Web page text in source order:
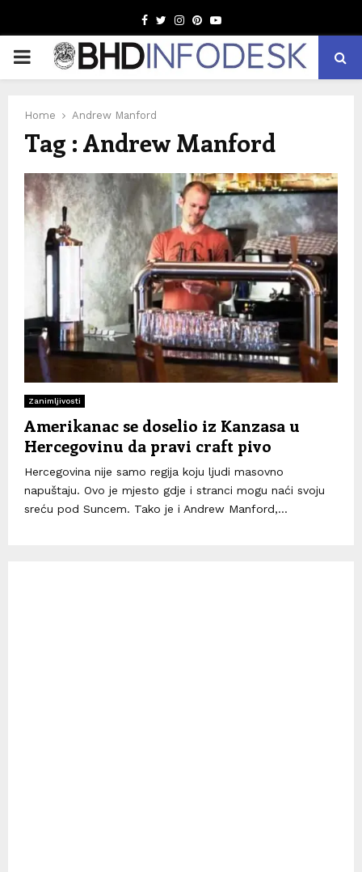
Facebook
TwitterInstagram
Pinterest
Youtube
PRIMARY
Home Andrew Manford
Tag : Andrew Manford
Zanimljivosti
Amerikanac se doselio iz Kanzasa u
Hercegovinu da pravi craft pivo
Hercegovina nije samo regija koju ljudi masovno
napuštaju. Ovo je mjesto gdje i stranci mogu naći svoju
sreću pod Suncem. Tako je i Andrew Manford,...